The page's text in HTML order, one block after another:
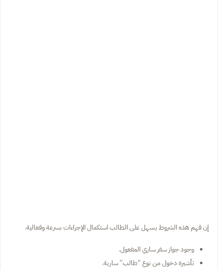
إن فهم هذه الشروط يسهل على الطالب استكمال الإجراءات بسرعة وفعالية.
وجود جواز سفر ساري المفعول.
تأشيرة دخول من نوع “طالب” سارية.